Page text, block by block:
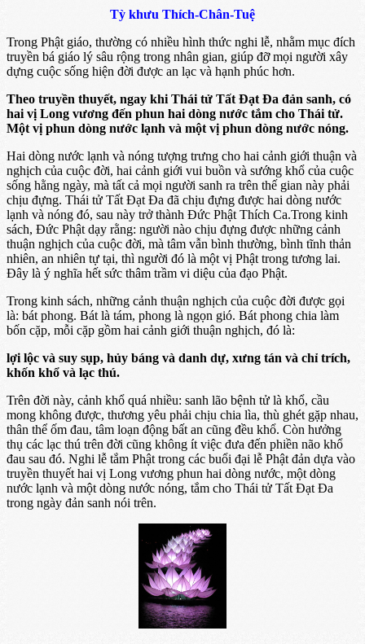
Tỳ khưu Thích-Chân-Tuệ
Trong Phật giáo, thường có nhiều hình thức nghi lễ, nhằm mục đích
truyền bá giáo lý sâu rộng trong nhân gian, giúp đỡ mọi người xây
dựng cuộc sống hiện đời được an lạc và hạnh phúc hơn.
Theo truyền thuyết, ngay khi Thái tử Tất Đạt Đa đản sanh, có
hai vị Long vương đến phun hai dòng nước tắm cho Thái tử.
Một vị phun dòng nước lạnh và một vị phun dòng nước nóng.
Hai dòng nước lạnh và nóng tượng trưng cho hai cảnh giới thuận và
nghịch của cuộc đời, hai cảnh giới vui buồn và sướng khổ của cuộc
sống hằng ngày, mà tất cả mọi người sanh ra trên thế gian này phải
chịu đựng. Thái tử Tất Đạt Đa đã chịu đựng được hai dòng nước
lạnh và nóng đó, sau này trở thành Đức Phật Thích Ca.Trong kinh
sách, Đức Phật dạy rằng: người nào chịu đựng được những cảnh
thuận nghịch của cuộc đời, mà tâm vẫn bình thường, bình tĩnh thản
nhiên, an nhiên tự tại, thì người đó là một vị Phật trong tương lai.
Đây là ý nghĩa hết sức thâm trầm vi diệu của đạo Phật.
Trong kinh sách, những cảnh thuận nghịch của cuộc đời được gọi
là: bát phong. Bát là tám, phong là ngọn gió. Bát phong chia làm
bốn cặp, mỗi cặp gồm hai cảnh giới thuận nghịch, đó là:
lợi lộc và suy sụp, hủy báng và danh dự, xưng tán và chỉ trích,
khốn khổ và lạc thú.
Trên đời này, cảnh khổ quá nhiều: sanh lão bệnh tử là khổ, cầu
mong không được, thương yêu phải chịu chia lìa, thù ghét gặp nhau,
thân thể ốm đau, tâm loạn động bất an cũng đều khổ. Còn hưởng
thụ các lạc thú trên đời cũng không ít việc đưa đến phiền não khổ
đau sau đó. Nghi lễ tắm Phật trong các buổi đại lễ Phật đản dựa vào
truyền thuyết hai vị Long vương phun hai dòng nước, một dòng
nước lạnh và một dòng nước nóng, tắm cho Thái tử Tất Đạt Đa
trong ngày đản sanh nói trên.